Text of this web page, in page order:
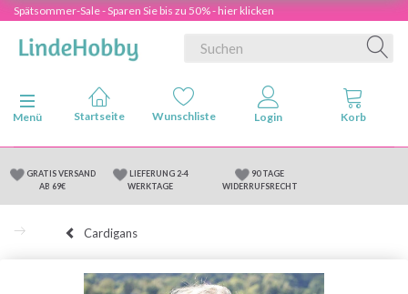
Spätsommer-Sale - Sparen Sie bis zu 50% - hier klicken
Anzeige ändern
Menü
GRATIS VERSAND
AB 69€
LIEFERUNG 2-4
WERKTAGE
90 TAGE
WIDERRUFSRECHT
Cardigans